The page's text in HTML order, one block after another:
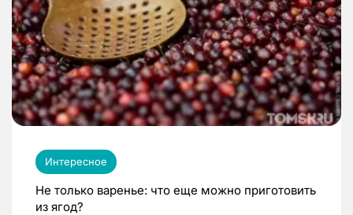
Интересное
Не только варенье: что еще можно приготовить
из ягод?